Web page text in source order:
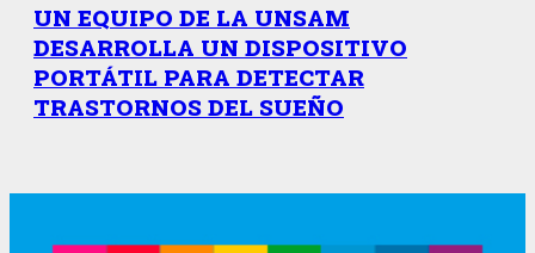
UN EQUIPO DE LA UNSAM
DESARROLLA UN DISPOSITIVO
PORTÁTIL PARA DETECTAR
TRASTORNOS DEL SUEÑO